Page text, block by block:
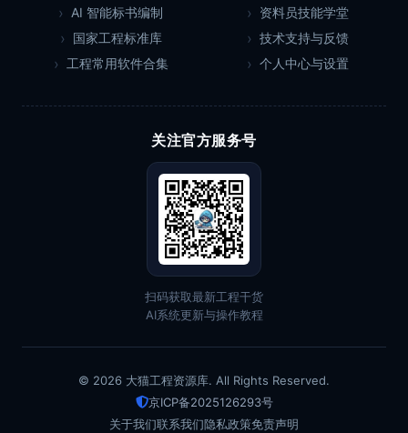
AI 智能标书编制
国家工程标准库
工程常用软件合集
资料员技能学堂
技术支持与反馈
个人中心与设置
关注官方服务号
扫码获取最新工程干货
AI系统更新与操作教程
© 2026 大猫工程资源库. All Rights Reserved.
京ICP备2025126293号
关于我们联系我们隐私政策免责声明